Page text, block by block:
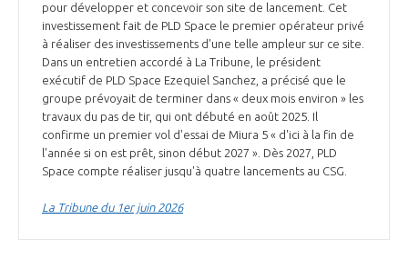
INTERNATIONALISATION
pour développer et concevoir son site de lancement. Cet
investissement fait de PLD Space le premier opérateur privé
à réaliser des investissements d'une telle ampleur sur ce site.
Dans un entretien accordé à La Tribune, le président
exécutif de PLD Space Ezequiel Sanchez, a précisé que le
groupe prévoyait de terminer dans « deux mois environ » les
travaux du pas de tir, qui ont débuté en août 2025. Il
confirme un premier vol d'essai de Miura 5 « d'ici à la fin de
l'année si on est prêt, sinon début 2027 ». Dès 2027, PLD
Space compte réaliser jusqu'à quatre lancements au CSG.
La Tribune du 1er juin 2026